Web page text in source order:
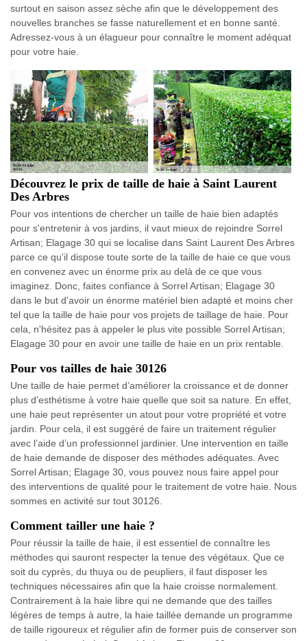
surtout en saison assez sèche afin que le développement des
nouvelles branches se fasse naturellement et en bonne santé.
Adressez-vous à un élagueur pour connaître le moment adéquat
pour votre haie.
Découvrez le prix de taille de haie à Saint Laurent
Des Arbres
Pour vos intentions de chercher un taille de haie bien adaptés
pour s'entretenir à vos jardins, il vaut mieux de rejoindre Sorrel
Artisan; Elagage 30 qui se localise dans Saint Laurent Des Arbres
parce ce qu'il dispose toute sorte de la taille de haie ce que vous
en convenez avec un énorme prix au delà de ce que vous
imaginez. Donc, faites confiance à Sorrel Artisan; Elagage 30
dans le but d'avoir un énorme matériel bien adapté et moins cher
tel que la taille de haie pour vos projets de taillage de haie. Pour
cela, n'hésitez pas à appeler le plus vite possible Sorrel Artisan;
Elagage 30 pour en avoir une taille de haie en un prix rentable.
Pour vos tailles de haie 30126
Une taille de haie permet d’améliorer la croissance et de donner
plus d'esthétisme à votre haie quelle que soit sa nature. En effet,
une haie peut représenter un atout pour votre propriété et votre
jardin. Pour cela, il est suggéré de faire un traitement régulier
avec l’aide d’un professionnel jardinier. Une intervention en taille
de haie demande de disposer des méthodes adéquates. Avec
Sorrel Artisan; Elagage 30, vous pouvez nous faire appel pour
des interventions de qualité pour le traitement de votre haie. Nous
sommes en activité sur tout 30126.
Comment tailler une haie ?
Pour réussir la taille de haie, il est essentiel de connaître les
méthodes qui sauront respecter la tenue des végétaux. Que ce
soit du cyprès, du thuya ou de peupliers, il faut disposer les
techniques nécessaires afin que la haie croisse normalement.
Contrairement à la haie libre qui ne demande que des tailles
légères de temps à autre, la haie taillée demande un programme
de taille rigoureux et régulier afin de former puis de conserver son